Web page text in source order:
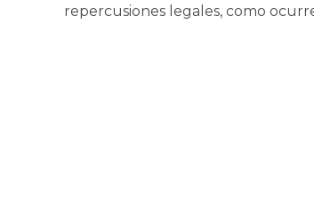
repercusiones legales, como